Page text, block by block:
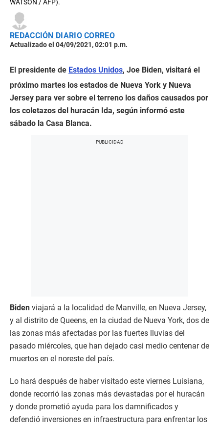
WATSON / AFP).
REDACCIÓN DIARIO CORREO
Actualizado el 04/09/2021, 02:01 p.m.
El presidente de Estados Unidos, Joe Biden, visitará el
próximo martes los estados de Nueva York y Nueva
Jersey para ver sobre el terreno los daños causados por
los coletazos del huracán Ida, según informó este
sábado la Casa Blanca.
Biden viajará a la localidad de Manville, en Nueva Jersey,
y al distrito de Queens, en la ciudad de Nueva York, dos de
las zonas más afectadas por las fuertes lluvias del
pasado miércoles, que han dejado casi medio centenar de
muertos en el noreste del país.
Lo hará después de haber visitado este viernes Luisiana,
donde recorrió las zonas más devastadas por el huracán
y donde prometió ayuda para los damnificados y
defendió inversiones en infraestructura para enfrentar los